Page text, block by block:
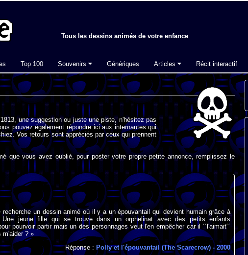
Tous les dessins animés de votre enfance
Top 100 Souvenirs Génériques Articles Récit interactif
une suggestion ou juste une piste, n'hésitez pas
pouvez également répondre ici aux internautes qui
Vos retours sont appréciés par ceux qui prennent
que vous avez oublié, pour poster votre propre petite annonce, remplissez le
recherche un dessin animé où il y a un épouvantail qui devient humain grâce à
Une jeune fille qui se trouve dans un orphelinat avec des petits enfants
pourvoir partir mais un des personnages veut l'en empêcher car il ´´l'aimait´´
m'aider ? »
Réponse : Polly et l'épouvantail (The Scarecrow) - 2000